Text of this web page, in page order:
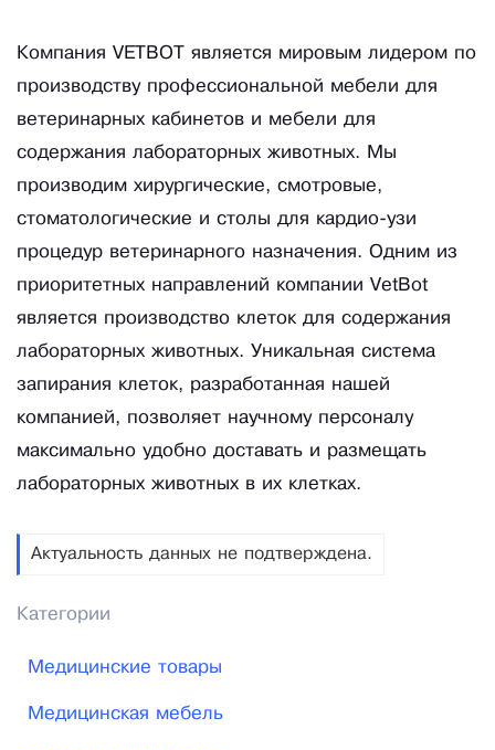
Компания VETBOT является мировым лидером по
производству профессиональной мебели для
ветеринарных кабинетов и мебели для
содержания лабораторных животных. Мы
производим хирургические, смотровые,
стоматологические и столы для кардио-узи
процедур ветеринарного назначения. Одним из
приоритетных направлений компании VetBot
является производство клеток для содержания
лабораторных животных. Уникальная система
запирания клеток, разработанная нашей
компанией, позволяет научному персоналу
максимально удобно доставать и размещать
лабораторных животных в их клетках.
Актуальность данных не подтверждена.
Категории
Медицинские товары
Медицинская мебель